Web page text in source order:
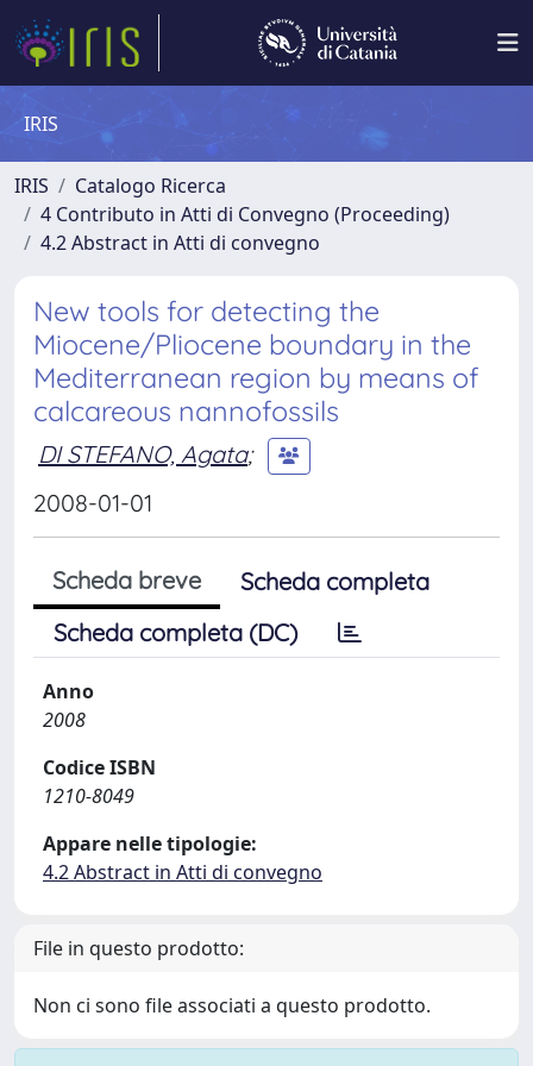
IRIS
IRIS
Catalogo Ricerca
4 Contributo in Atti di Convegno (Proceeding)
4.2 Abstract in Atti di convegno
New tools for detecting the
Miocene/Pliocene boundary in the
Mediterranean region by means of
calcareous nannofossils
DI STEFANO, Agata;
2008-01-01
Scheda breve
Scheda completa
Scheda completa (DC)
Anno
2008
Codice ISBN
1210-8049
Appare nelle tipologie:
4.2 Abstract in Atti di convegno
File in questo prodotto:
Non ci sono file associati a questo prodotto.